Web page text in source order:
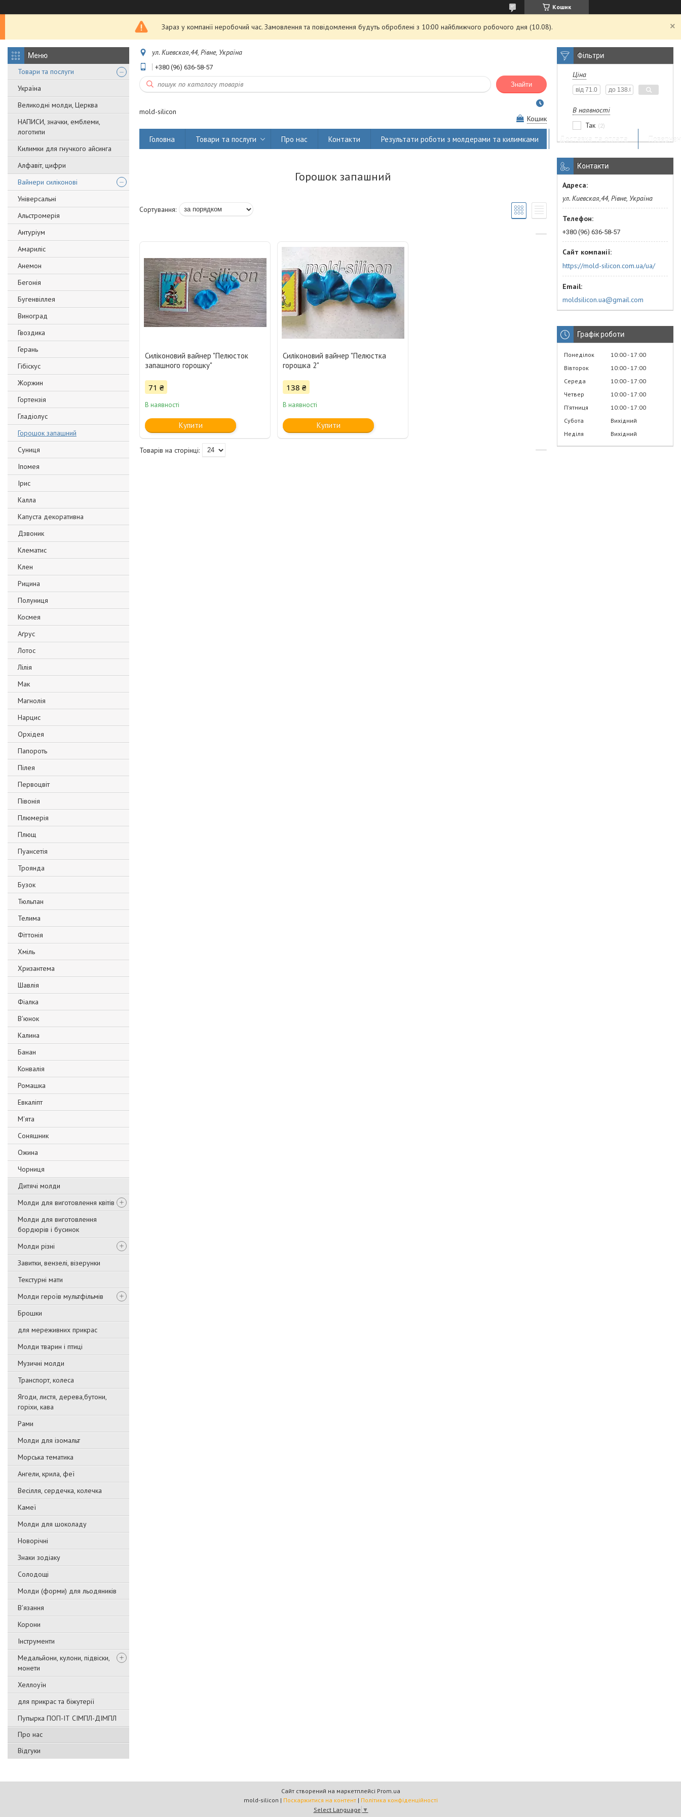
Кошик
Зараз у компанії неробочий час. Замовлення та повідомлення будуть оброблені з 10:00 найближчого робочого дня (10.08).
Товари та послуги
Україна
Великодні молди, Церква
НАПИСИ, значки, емблеми,
логотипи
Килимки для гнучкого айсинга
Алфавіт, цифри
Вайнери силіконові
Універсальні
Альстромерія
Антуріум
Амариліс
Анемон
Бегонія
Бугенвіллея
Виноград
Гвоздика
Герань
Гібіскус
Жоржин
Гортензія
Гладіолус
Горошок запашний
Суниця
Іпомея
Ірис
Калла
Капуста декоративна
Дзвоник
Клематис
Клен
Рицина
Полуниця
Космея
Аґрус
Лотос
Лілія
Мак
Магнолія
Нарцис
Орхідея
Папороть
Пілея
Первоцвіт
Півонія
Плюмерія
Плющ
Пуансетія
Троянда
Бузок
Тюльпан
Телима
Фіттонія
Хміль
Хризантема
Шавлія
Фіалка
В'юнок
Калина
Банан
Конвалія
Ромашка
Евкаліпт
М'ята
Соняшник
Ожина
Чорниця
Дитячі молди
Молди для виготовлення квітів
Молди для виготовлення
бордюрів і бусинок
Молди різні
Завитки, вензелі, візерунки
Текстурні мати
Молди героїв мультфільмів
Брошки
для мереживних прикрас
Молди тварин і птиці
Музичні молди
Транспорт, колеса
Ягоди, листя, дерева,бутони,
горіхи, кава
Рами
Молди для ізомальт
Морська тематика
Ангели, крила, феї
Весілля, сердечка, колечка
Камеї
Молди для шоколаду
Новорічні
Знаки зодіаку
Солодощі
Молди (форми) для льодяників
В'язання
Корони
Інструменти
Медальйони, кулони, підвіски,
монети
Хеллоуїн
для прикрас та біжутерії
Пупырка ПОП-ІТ СІМПЛ-ДІМПЛ
Про нас
Відгуки
ул. Киевская,44, Рівне, Україна
+380 (96) 636-58-57
Знайти
mold-silicon
Кошик
Головна Товари та послуги Про нас Контакти Результати роботи з молдерами та килимками Доставка та оплата
Горошок запашний
Силіконовий вайнер "Пелюсток
запашного горошку"
71 ₴
В наявності
Купити
Силіконовий вайнер "Пелюстка
горошка 2"
138 ₴
В наявності
Купити
Фільтри
Ціна
В наявності
Так
2
Контакти
ул. Киевская,44, Рівне, Україна
+380 (96) 636-58-57
https://mold-silicon.com.ua/ua/
moldsilicon.ua@gmail.com
Графік роботи
Понеділок 10:00 17:00
Вівторок
10:00 17:00
Середа
10:00 17:00
Четвер
10:00 17:00
Пʼятниця
10:00 17:00
Субота
Вихідний
Неділя
Вихідний
Сайт створений на маркетплейсі Prom.ua
mold-silicon | Поскаржитися на контент | Політика конфіденційності
Select Language ▼